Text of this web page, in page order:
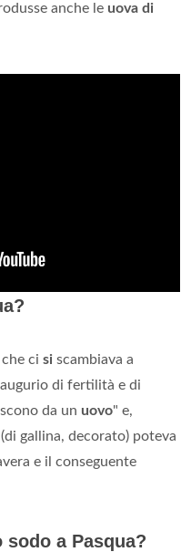
anche le uova di
ci si scambiava a
di fertilità e di
da un uovo" e,
(di gallina, decorato) poteva
e il conseguente
a Pasqua?